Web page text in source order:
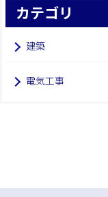
カテゴリ
建築
電気工事